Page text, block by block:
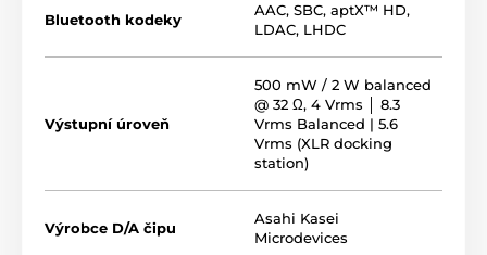
Bluetooth kodeky
AAC, SBC, aptX™ HD,
LDAC, LHDC
Výstupní úroveň
500 mW / 2 W balanced
@ 32 Ω, 4 Vrms │ 8.3
Vrms Balanced | 5.6
Vrms (XLR docking
station)
Výrobce D/A čipu
Asahi Kasei
Microdevices